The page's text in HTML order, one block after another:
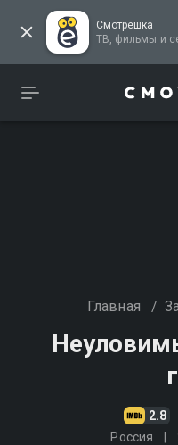
Смотрёшка
ТВ,
Главная /
2.8
Россия